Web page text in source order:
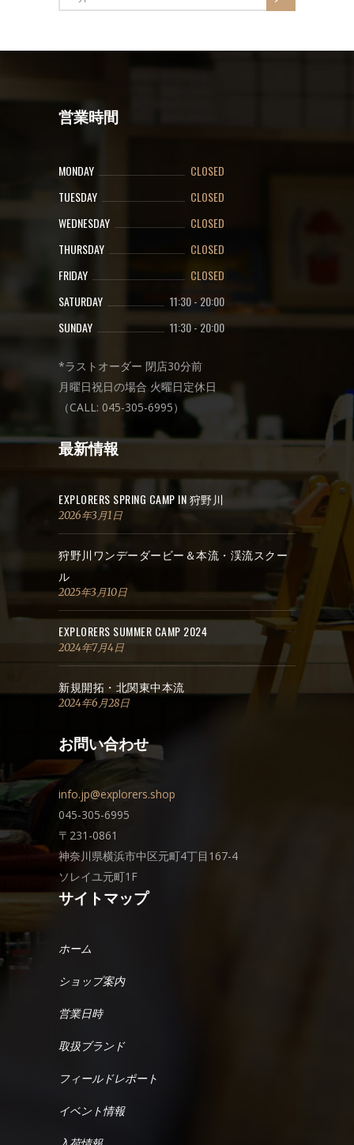
営業時間
MONDAY
CLOSED
TUESDAY
CLOSED
WEDNESDAY
CLOSED
THURSDAY
CLOSED
FRIDAY
CLOSED
SATURDAY
11:30- 20:00
SUNDAY
11:30-20:00
*ラストオーダー 閉店30分前
月曜日祝日の場合 火曜日定休日
（CALL: 045-305-6995）
最新情報
EXPLORERS SPRING CAMP IN 狩野川
2026年3月1日
狩野川ワンデーダービー＆本流・渓流スクー
ル
2025年3月10日
EXPLORERS SUMMER CAMP 2024
2024年7月4日
新規開拓・北関東中本流
2024年6月28日
お問い合わせ
info.jp@explorers.shop
045-305-6995
〒231-0861
神奈川県横浜市中区元町4丁目167-4
ソレイユ元町1F
サイトマップ
ホーム
ショップ案内
営業日時
取扱ブランド
フィールドレポート
イベント情報